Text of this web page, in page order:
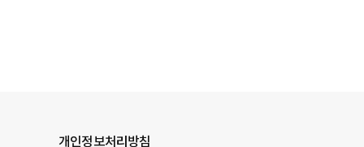
개인정보처리방침